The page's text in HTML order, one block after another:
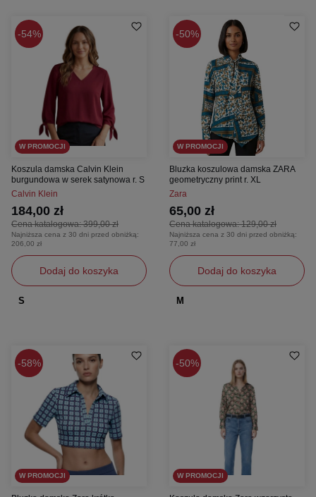
54%
W PROMOCJI
Koszula damska Calvin Klein
burgundowa w serek satynowa r. S
Calvin Klein
Cena katalogowa:399,00 zł
184,00 zł
Najniższa cena z 30 dni przed obniżką:
206,00 zł
Dodaj do koszyka
S
50%
W PROMOCJI
Bluzka koszulowa damska ZARA
geometryczny print r. XL
Zara
Cena katalogowa:129,00 zł
65,00 zł
Najniższa cena z 30 dni przed obniżką:
77,00 zł
Dodaj do koszyka
M
58%
W PROMOCJI
50%
W PROMOCJI